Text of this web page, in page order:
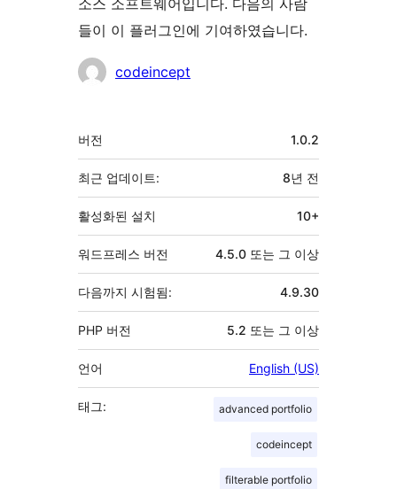
소스 소프트웨어입니다. 다음의 사람
들이 이 플러그인에 기여하였습니다.
기
codeincept
기
초
버전 1.0.2
최근 업데이트: 8년 전
활성화된 설치 10+
워드프레스 버전 4.5.0 또는 그 이상
다음까지 시험됨: 4.9.30
PHP 버전 5.2 또는 그 이상
언어 English (US)
태그: advanced portfolio
codeincept
filterable portfolio